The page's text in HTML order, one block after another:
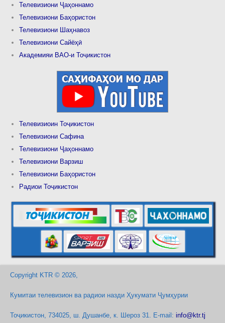
Телевизиони Ҷаҳоннамо
Телевизиони Баҳористон
Телевизиони Шаҳнавоз
Телевизиони Сайёҳӣ
Академияи ВАО-и Тоҷикистон
Телевизиоин Тоҷикистон
Телевизиони Сафина
Телевизиони Ҷаҳоннамо
Телевизиони Варзиш
Телевизиони Баҳористон
Радиои Тоҷикистон
Copyright KTR © 2026,
Кумитаи телевизион ва радиои назди Ҳукумати Ҷумҳурии
Тоҷикистон, 734025, ш. Душанбе, к. Шероз 31. E-mail: info@ktr.tj